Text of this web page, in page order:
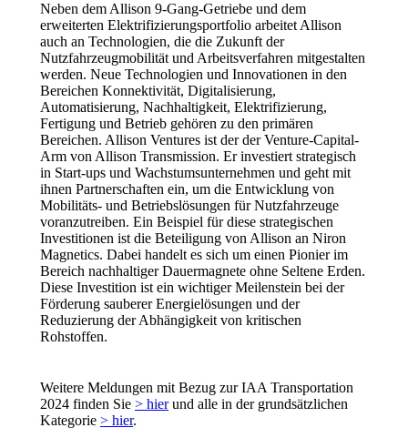
Neben dem Allison 9-Gang-Getriebe und dem
erweiterten Elektrifizierungsportfolio arbeitet Allison
auch an Technologien, die die Zukunft der
Nutzfahrzeugmobilität und Arbeitsverfahren mitgestalten
werden. Neue Technologien und Innovationen in den
Bereichen Konnektivität, Digitalisierung,
Automatisierung, Nachhaltigkeit, Elektrifizierung,
Fertigung und Betrieb gehören zu den primären
Bereichen. Allison Ventures ist der der Venture-Capital-
Arm von Allison Transmission. Er investiert strategisch
in Start-ups und Wachstumsunternehmen und geht mit
ihnen Partnerschaften ein, um die Entwicklung von
Mobilitäts- und Betriebslösungen für Nutzfahrzeuge
voranzutreiben. Ein Beispiel für diese strategischen
Investitionen ist die Beteiligung von Allison an Niron
Magnetics. Dabei handelt es sich um einen Pionier im
Bereich nachhaltiger Dauermagnete ohne Seltene Erden.
Diese Investition ist ein wichtiger Meilenstein bei der
Förderung sauberer Energielösungen und der
Reduzierung der Abhängigkeit von kritischen
Rohstoffen.
Weitere Meldungen mit Bezug zur IAA Transportation
2024 finden Sie > hierund alle in der grundsätzlichen
Kategorie > hier.